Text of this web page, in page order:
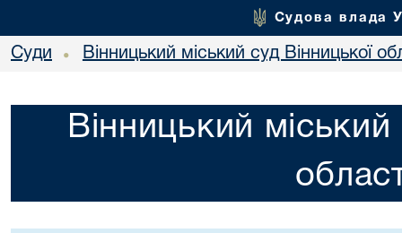
Судова влада
Суди • Вінницький міський суд Вінницької
Вінницький міський